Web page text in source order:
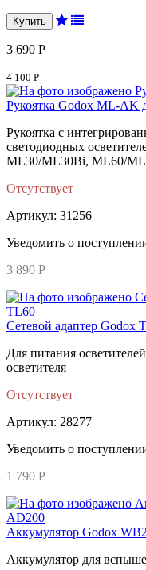
3 690 Р
4 100 Р
Рукоятка Godox ML-AK
Рукоятка с
светодиодных
ML30/ML30Bi, ML60/
Отсутствует
Артикул: 31256
Уведомить о
3 890 Р
Сетевой адаптер Godox
Для питания
осветителя
Отсутствует
Артикул: 28277
Уведомить о
1 790 Р
Аккумулятор Godox
Аккумулятор для